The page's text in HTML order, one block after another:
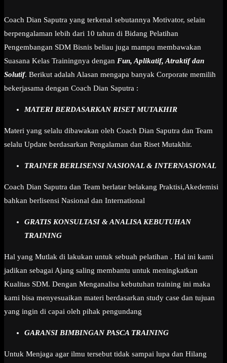
Coach Dian Saputra yang terkenal sebutannya Motivator, selain
berpengalaman lebih dari 10 tahun di Bidang Pelatihan
Pengembangan SDM Bisnis beliau juga mampu membawakan
Suasana Kelas Trainingnya dengan Fun, Aplikatif, Atraktif dan
Solutif. Berikut adalah Alasan mengapa banyak Corporate memilih
bekerjasama dengan Coach Dian Saputra :
MATERI BERDASARKAN RISET MUTAKHIR
Materi yang selalu dibawakan oleh Coach Dian Saputra dan Team
selalu Update berdasarkan Pengalaman dan Riset Mutakhir.
TRAINER BERLISENSI NASIONAL & INTERNASIONAL
Coach Dian Saputra dan Team berlatar belakang Praktisi,Akedemisi
bahkan berlisensi Nasional dan International
GRATIS KONSULTASI & ANALISA KEBUTUHAN
TRAINING
Hal yang Mutlak di lakukan untuk sebuah pelatihan . Hal ini kami
jadikan sebagai Ajang saling membantu untuk meningkatkan
Kualitas SDM. Dengan Menganalisa kebutuhan training ini maka
kami bisa menyesuaikan materi berdasarkan study case dan tujuan
yang ingin di capai oleh pihak pengundang
GARANSI BIMBINGAN PASCA TRAINING
Untuk Menjaga agar ilmu tersebut tidak sampai lupa dan Hilang